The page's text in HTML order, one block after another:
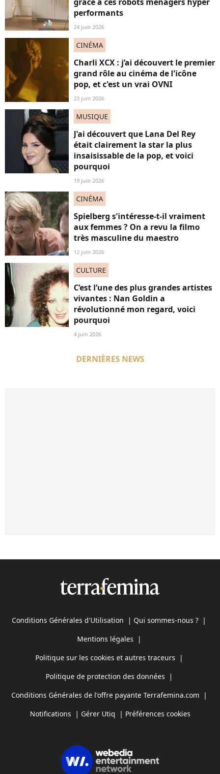
performants
24 juin 2026
CINÉMA
Charli XCX : j’ai découvert le premier
grand rôle au cinéma de l'icône
pop, et c'est un vrai OVNI
23 juin 2026
MUSIQUE
J'ai découvert que Lana Del Rey
était clairement la star la plus
insaisissable de la pop, et voici
pourquoi
19 juin 2026
CINÉMA
Spielberg s'intéresse-t-il vraiment
aux femmes ? On a revu la filmo
très masculine du maestro
12 juin 2026
CULTURE
C’est l’une des plus grandes artistes
vivantes : Nan Goldin a
révolutionné mon regard, voici
pourquoi
4 juin 2026
DERNIÈRES NEWS
Conditions Générales d'Utilisation | Qui sommes-nous ? |
Mentions légales |
Politique sur les cookies et autres traceurs |
Politique de protection des données |
Conditions Générales de l'offre payante Terrafemina.com |
Notifications | Gérer Utiq | Préférences cookies